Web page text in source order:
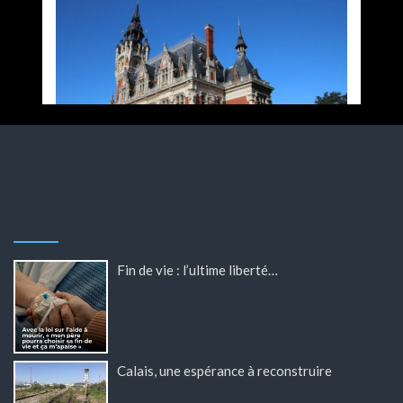
Fin de vie : l’ultime liberté…
Calais, une espérance à reconstruire